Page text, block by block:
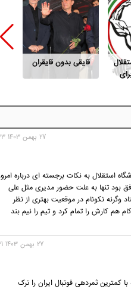
قایقی بدون قایقران
27 بهمن 1403 11:23
استقلال به نکات برجسته ای درباره
بود تنها به علت حضور مدیری مثل علی
وگرنه نکونام در موقعیت بهتری از نظر
هم کارش را تمام کرد و تیم را نیم بند
27 بهمن 1403 11:21
کمترین ثمردهی فوتبال ایران را ترک